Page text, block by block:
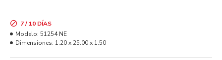
7 / 10 DÍAS
Modelo: 51254 NE
Dimensiones: 1.20 x 25.00 x 1.50